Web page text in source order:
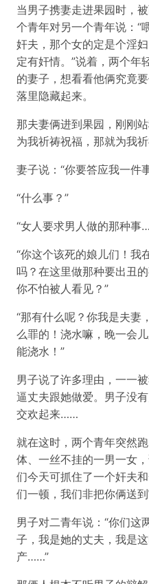
当男子携妻走进果园时，
个青年对另一个青年说：“
奸夫，那个女的定是个淫
定有奸情。”说着，两个年
的妻子，想看看他俩究竟
落里隐藏起来。
那夫妻俩进到果园，刚刚
为我祈祷祝福，那就为我
妻子说：“你要答应我一件
“什么事？”
“女人要求男人做的那种事
“你这个该死的娘儿们！我
吗？在这里做那种要出丑
你不怕被人看见？”
“那有什么呢？你我是夫妻
么罪的！浇水嘛，晚一会
能浇水！”
男子说了许多理由，一一
逼丈夫跟她做爱。男子没
交欢起来……
就在这时，两个青年突然
体、一丝不挂的一男一女，
们今天可抓住了一个奸夫
们一顿，我们非把你俩送
男子对二青年说：“你们这
子，我是她的丈夫，我是
产……”